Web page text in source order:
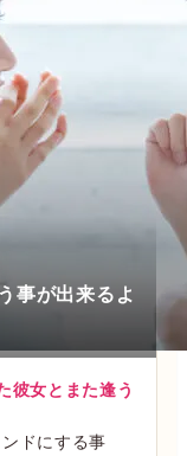
事が出来るよ
彼女とまた逢う
ドにする事